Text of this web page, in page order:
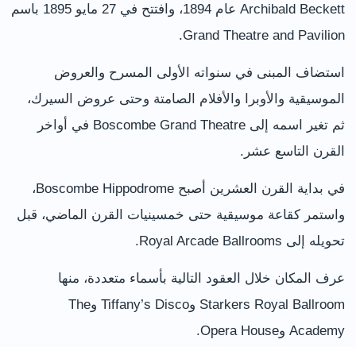
Archibald Beckett عام 1894، وافتتح في 27 مايو 1895 باسم
Grand Theatre and Pavilion.
استضاف المبنى في سنواته الأولى المسرح والعروض
الموسيقية والأوبرا والأفلام الصامتة وحتى عروض السيرك،
ثم تغير اسمه إلى Boscombe Grand Theatre في أواخر
القرن التاسع عشر.
في بداية القرن العشرين أصبح Boscombe Hippodrome،
واستمر كقاعة موسيقية حتى خمسينيات القرن الماضي، قبل
تحويله إلى Royal Arcade Ballrooms.
عرف المكان خلال العقود التالية بأسماء متعددة، منها
Starkers Royal Ballroom وTiffany’s Disco وThe
Academy وOpera House.